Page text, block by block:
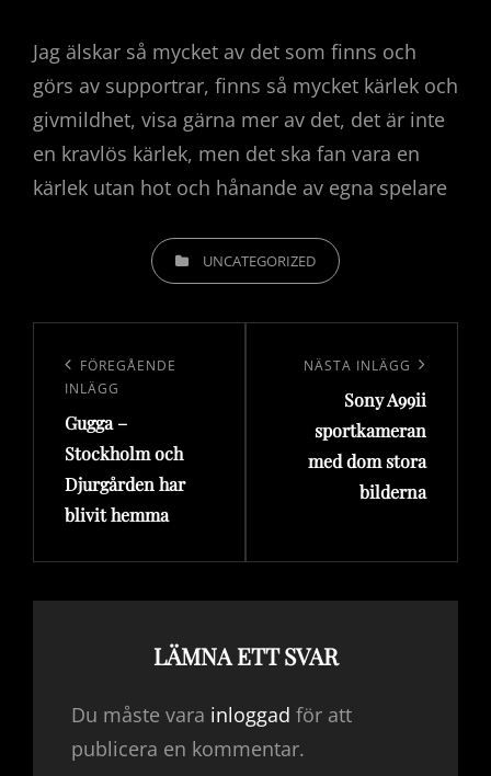
Jag älskar så mycket av det som finns och
görs av supportrar, finns så mycket kärlek och
givmildhet, visa gärna mer av det, det är inte
en kravlös kärlek, men det ska fan vara en
kärlek utan hot och hånande av egna spelare
KATEGORIERUNCATEGORIZED
Föregående
FÖREGÅENDE
INLÄGG
Gugga –
Stockholm och
Djurgården har
blivit hemma
Nästa
NÄSTA INLÄGG
Sony A99ii
sportkameran
med dom stora
bilderna
LÄMNA ETT SVAR
Du måste vara inloggad för att
publicera en kommentar.